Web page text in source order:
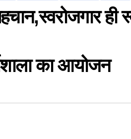
ही
का आयोजन